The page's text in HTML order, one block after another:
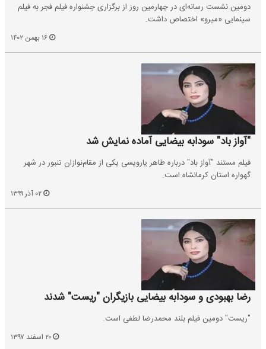
دومین نشست رسانه‌ای در چهارمین روز از برگزاری جشنواره فیلم فجر به فیلم
سینمایی «میرو» اختصاص داشت.
"آواز باد" سودابه بیضایی آماده نمایش شد
فیلم مستند "آواز باد" درباره طاهر یارویسی یکی از مقام‌نوازان تنبور در شهر
گهواره استان کرمانشاه است.
رضا بهبودى و سودابه بیضایى بازیگران "ریست" شدند
"ریست" دومین فیلم بلند محمدرضا لطفى است.